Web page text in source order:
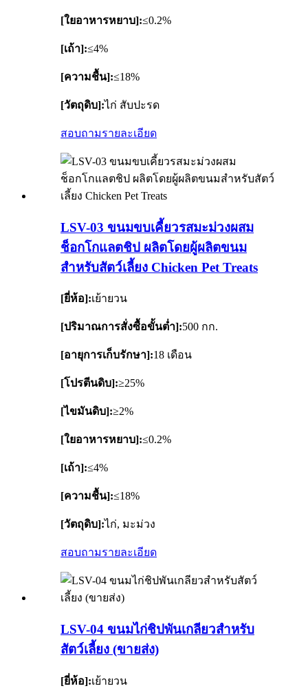
[ใยอาหารหยาบ]:≤0.2%
[เถ้า]:≤4%
[ความชื้น]:≤18%
[วัตถุดิบ]:ไก่ สับปะรด
สอบถามรายละเอียด
LSV-03 ขนมขบเคี้ยวรสมะม่วงผสม
ช็อกโกแลตชิป ผลิตโดยผู้ผลิตขนม
สำหรับสัตว์เลี้ยง Chicken Pet Treats
[ยี่ห้อ]:เย้ายวน
[ปริมาณการสั่งซื้อขั้นต่ำ]:500 กก.
[อายุการเก็บรักษา]:18 เดือน
[โปรตีนดิบ]:≥25%
[ไขมันดิบ]:≥2%
[ใยอาหารหยาบ]:≤0.2%
[เถ้า]:≤4%
[ความชื้น]:≤18%
[วัตถุดิบ]:ไก่, มะม่วง
สอบถามรายละเอียด
LSV-04 ขนมไก่ชิปพันเกลียวสำหรับ
สัตว์เลี้ยง (ขายส่ง)
[ยี่ห้อ]:เย้ายวน